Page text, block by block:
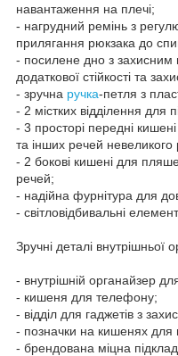
навантаження на плечі;
- нагрудний ремінь з
прилягання рюкзака до
- посилене дно з
додаткової стійкості та
- зручна ручка-петля з
- 2 містких відділення для
- 3 просторі передні
та інших речей невеликого
- 2 бокові кишені для
речей;
- надійна фурнітура для
- світловідбивальні
Зручні деталі внутрішньої
- внутрішній органайзер
- кишеня для телефону;
- відділ для гаджетів з
- позначки на кишенях для
- брендована міцна